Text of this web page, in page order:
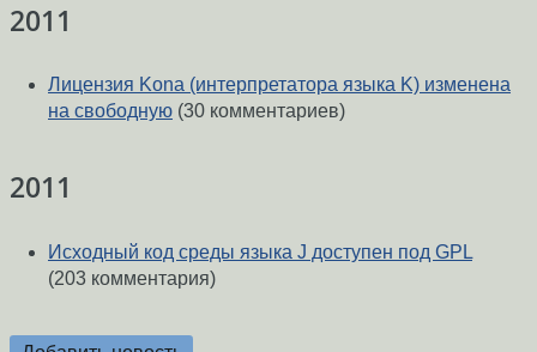
2011
Лицензия Kona (интерпретатора языка K) изменена
на свободную (30 комментариев)
2011
Исходный код среды языка J доступен под GPL
(203 комментария)